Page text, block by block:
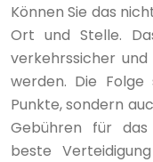
Können Sie das
Ort und Stelle.
verkehrssicher
werden. Die
Punkte, sondern
Gebühren für das
beste